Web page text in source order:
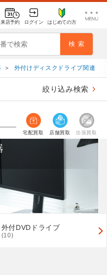
来店予約 ログイン はじめての方
＞ 外付けディスクドライブ関連
絞り込み検索
宅配買取 店舗買取 出張買取
外付DVDドライブ
(10)